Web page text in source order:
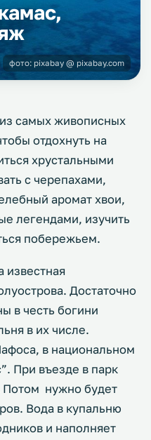
фото: pixabay @ pixabay.com
самых живописных
отдохнуть на
хрустальными
с черепахами,
аромат хвои,
легендами, изучить
побережьем.
известная
Достаточно
в честь богини
в их числе.
в национальном
При въезде в парк
Потом нужно будет
Вода в купальню
и наполняет